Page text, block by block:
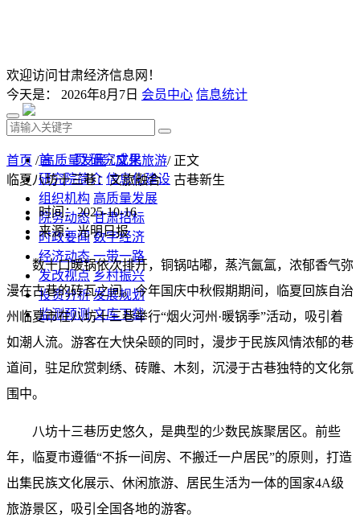
欢迎访问甘肃经济信息网！
今天是： 2026年8月7日 会员中心 信息统计
首 页 研究成果
研究院简介 信息化建设
组织机构 高质量发展
院务动态 甘肃招标
时政要闻 数字经济
经济动态 一带一路
发改视点 乡村振兴
投资分析 发展规划
监测预测 文库下载
首页 /高质量发展/文化旅游/ 正文
临夏八坊十三巷：文旅融合 古巷新生
时间：2025-10-16
来源：光明日报
数十口暖锅依次排开，铜锅咕嘟，蒸汽氤氲，浓郁香气弥
漫在古巷的砖瓦之间。今年国庆中秋假期期间，临夏回族自治
州临夏市在八坊十三巷举行“烟火河州·暖锅季”活动，吸引着
如潮人流。游客在大快朵颐的同时，漫步于民族风情浓郁的巷
道间，驻足欣赏刺绣、砖雕、木刻，沉浸于古巷独特的文化氛
围中。
八坊十三巷历史悠久，是典型的少数民族聚居区。前些
年，临夏市遵循“不拆一间房、不搬迁一户居民”的原则，打造
出集民族文化展示、休闲旅游、居民生活为一体的国家4A级
旅游景区，吸引全国各地的游客。